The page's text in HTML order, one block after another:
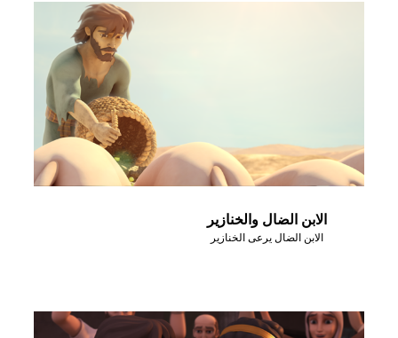
الابن الضال والخنازير
الابن الضال يرعى الخنازير